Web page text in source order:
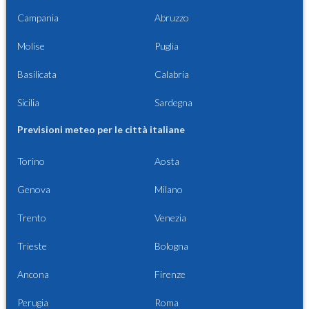
Campania Abruzzo
Molise Puglia
Basilicata Calabria
Sicilia Sardegna
Previsioni meteo per le città italiane
Torino Aosta
Genova Milano
Trento Venezia
Trieste Bologna
Ancona Firenze
Perugia Roma